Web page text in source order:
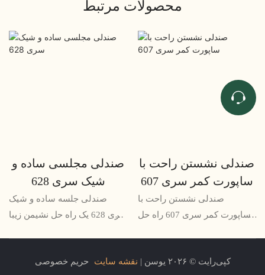
محصولات مرتبط
صندلی مجلسی ساده و
شیک سری 628
صندلی جلسه ساده و شیک
سری 628 یک راه حل نشیمن زیبا
است. طراحی مینیمالیستی و
صندلی نشستن راحت با
ساپورت کمر سری 607
صندلی نشستن راحت با
ساپورت کمر سری 607 راه حل
راحتی در آن ضروری است. با
کپی‌رایت © ۲۰۲۶ یوسن | نقشه سایت حریم خصوصی